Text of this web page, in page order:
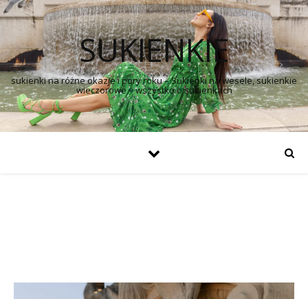
SUKIENKIE
sukienki na różne okazje i pory roku – Sukienki na wesele, sukienkie
wieczorowe – wszystko o sukienkach